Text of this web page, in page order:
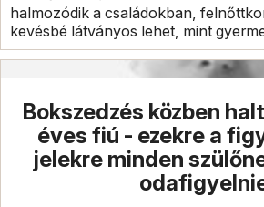
halmozódik a családokban,
kevésbé látványos lehet, mint
Bokszedzés közben
éves fiú - ezekre a
jelekre minden